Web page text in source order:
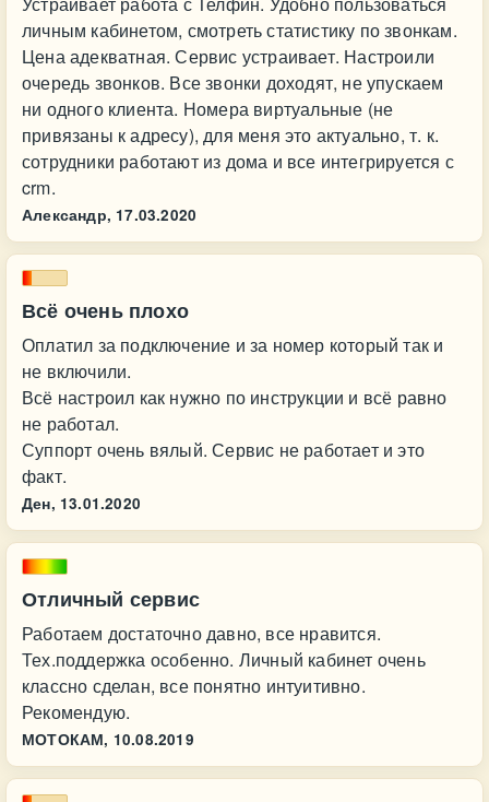
личным кабинетом, смотреть статистику по звонкам.
Цена адекватная. Сервис устраивает. Настроили
очередь звонков. Все звонки доходят, не упускаем
ни одного клиента. Номера виртуальные (не
привязаны к адресу), для меня это актуально, т. к.
сотрудники работают из дома и все интегрируется с
crm.
Александр, 17.03.2020
Всё очень плохо
Оплатил за подключение и за номер который так и
не включили.
Всё настроил как нужно по инструкции и всё равно
не работал.
Суппорт очень вялый. Сервис не работает и это
факт.
Ден, 13.01.2020
Отличный сервис
Работаем достаточно давно, все нравится.
Тех.поддержка особенно. Личный кабинет очень
классно сделан, все понятно интуитивно.
Рекомендую.
МОТОКАМ, 10.08.2019